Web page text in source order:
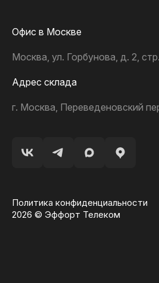
Офис в Москве
Москва, ул. Горбунова, д. 2,
Адрес склада
г. Москва, Переведеновский
2026 © Эффорт Телеком
Политика конфиденциальности